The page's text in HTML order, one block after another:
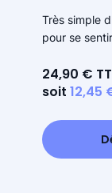
Très simple
pour se
24,90 €
soit 12,45